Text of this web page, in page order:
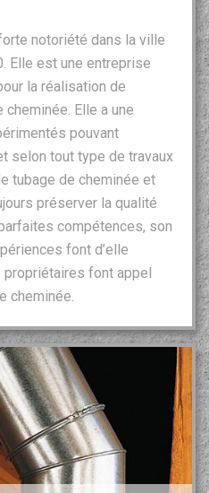
notoriété dans la ville
Elle est une entreprise
la réalisation de
cheminée. Elle a une
pouvant
selon tout type de travaux
tubage de cheminée et
préserver la qualité
compétences, son
font d’elle
propriétaires font appel
cheminée.